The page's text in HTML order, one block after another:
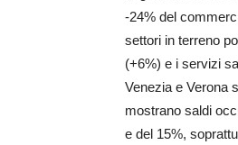
-24% del
settori in terreno
(+6%) e i servizi
Venezia e Verona
mostrano saldi
e del 15%,